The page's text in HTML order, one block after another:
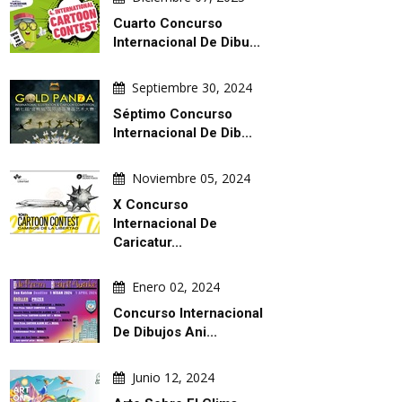
Cuarto Concurso
Internacional De Dibu...
Septiembre 30, 2024
Séptimo Concurso
Internacional De Dib...
Noviembre 05, 2024
X Concurso
Internacional De
Caricatur...
Enero 02, 2024
Concurso Internacional
De Dibujos Ani...
Junio 12, 2024